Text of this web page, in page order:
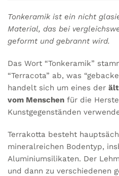
Tonkeramik ist ein nicht
Material, das bei
geformt und gebrannt wird.
Das Wort “Tonkeramik”
“Terracota” ab, was
handelt sich um eines der
vom Menschen für die
Kunstgegenständen
Terrakotta besteht
mineralreichen Bodentyp,
Aluminiumsilikaten. Der
und dann zu verschiedenen